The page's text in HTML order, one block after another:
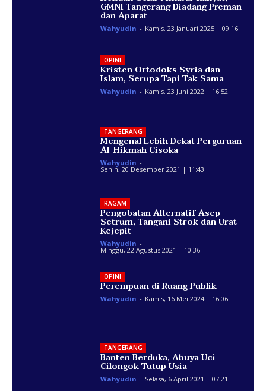
GMNI Tangerang Diadang Preman
dan Aparat
Wahyudin - Kamis, 23 Januari 2025 | 09:16
OPINI
Kristen Ortodoks Syria dan
Islam, Serupa Tapi Tak Sama
Wahyudin - Kamis, 23 Juni 2022 | 16:52
TANGERANG
Mengenal Lebih Dekat Perguruan
Al-Hikmah Cisoka
Wahyudin -
Senin, 20 Desember 2021 | 11:43
RAGAM
Pengobatan Alternatif Asep
Setrum, Tangani Strok dan Urat
Kejepit
Wahyudin -
Minggu, 22 Agustus 2021 | 10:36
OPINI
Perempuan di Ruang Publik
Wahyudin - Kamis, 16 Mei 2024 | 16:06
TANGERANG
Banten Berduka, Abuya Uci
Cilongok Tutup Usia
Wahyudin - Selasa, 6 April 2021 | 07:21